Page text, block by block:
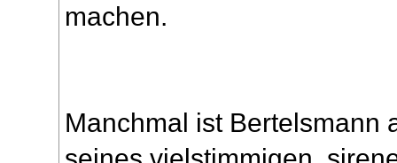
machen.
Manchmal ist Bertelsmann